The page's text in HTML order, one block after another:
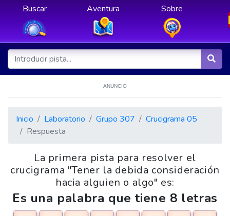
Buscar Aventura Sobre
ANUNCIO
Inicio Laboratorio Grupo 307
Crucigrama 05
Respuesta
La primera pista para resolver el
crucigrama "Tener la debida consideración
hacia alguien o algo" es:
Es una palabra que tiene 8 letras